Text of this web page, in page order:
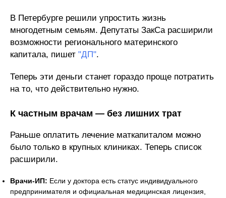
В Петербурге решили упростить жизнь
многодетным семьям. Депутаты ЗакСа расширили
возможности регионального материнского
капитала, пишет "ДП".
Теперь эти деньги станет гораздо проще потратить
на то, что действительно нужно.
К частным врачам — без лишних трат
Раньше оплатить лечение маткапиталом можно
было только в крупных клиниках. Теперь список
расширили.
Врачи-ИП: Если у доктора есть статус индивидуального
предпринимателя и официальная медицинская лицензия,